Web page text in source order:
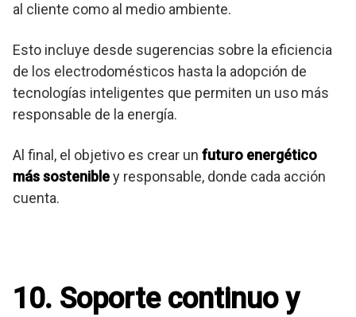
al cliente como al medio ambiente.
Esto incluye desde sugerencias sobre la eficiencia
de los electrodomésticos hasta la adopción de
tecnologías inteligentes que permiten un uso más
responsable de la energía.
Al final, el objetivo es crear un futuro energético
más sostenibley responsable, donde cada acción
cuenta.
10. Soporte continuo y